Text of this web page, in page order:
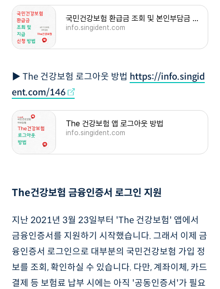
국민건강보험 환급금 조회 및 본인부담금 환급금 지급 신청 방법
info.singident.com
▶ The 건강보험 로그아웃 방법 https://info.singid
ent.com/146
The 건강보험 앱 로그아웃 방법
info.singident.com
The건강보험 금융인증서 로그인 지원
지난 2021년 3월 23일부터 'The 건강보험' 앱에서
금융인증서를 지원하기 시작했습니다. 그래서 이제 금
융인증서 로그인으로 대부분의 국민건강보험 가입 정
보를 조회, 확인하실 수 있습니다. 다만, 계좌이체, 카드
결제 등 보험료 납부 시에는 아직 '공동인증서'가 필요